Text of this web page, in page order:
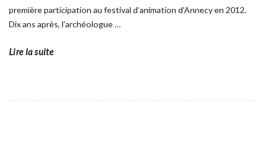
première participation au festival d’animation d’Annecy en 2012.
Dix ans après, l’archéologue…
Lire la suite